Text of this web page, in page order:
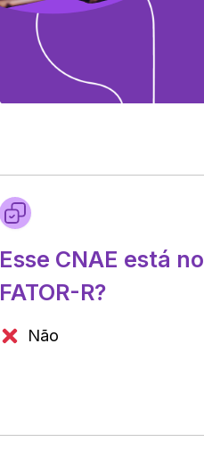
Esse CNAE está no
FATOR-R?
Não